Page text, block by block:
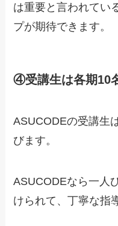
は重要と言われてい
プが期待できます。
④受講生は各期10
ASUCODEの受講生
びます。
ASUCODEなら一人
けられて、丁寧な指